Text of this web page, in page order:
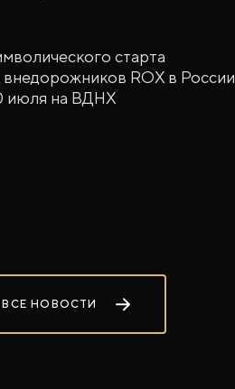
старта
внедорожников ROX в России
июля на ВДНХ
ВСЕ НОВОСТИ